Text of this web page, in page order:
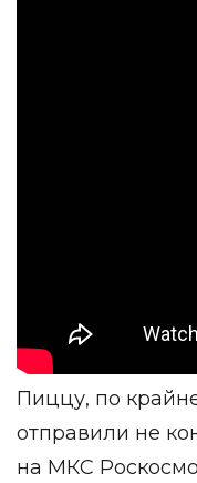
Пиццу, по
отправили не
на МКС